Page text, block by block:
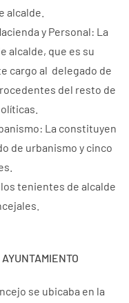
alcalde.
y Personal: La
alcalde, que es su
cargo al delegado de
del resto de
La constituyen
de urbanismo y cinco
tenientes de alcalde
se ubicaba en la